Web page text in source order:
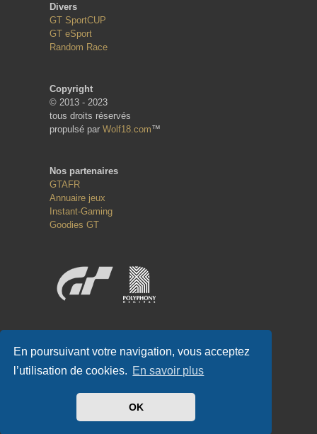
En poursuivant votre navigation, vous acceptez
l’utilisation de cookies. En savoir plus
OK
Divers
GT SportCUP
GT eSport
Random Race
Copyright
© 2013 - 2023
tous droits réservés
propulsé par Wolf18.com™
Nos partenaires
GTAFR
Annuaire jeux
Instant-Gaming
Goodies GT
#GTFR